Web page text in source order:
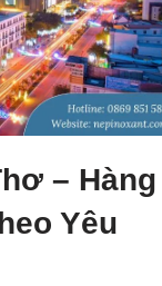
– Hàng
Yêu